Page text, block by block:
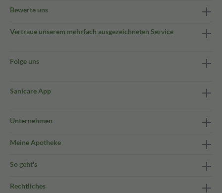
Bewerte uns
Vertraue unserem mehrfach ausgezeichneten Service
Folge uns
Sanicare App
Unternehmen
Meine Apotheke
So geht's
Rechtliches